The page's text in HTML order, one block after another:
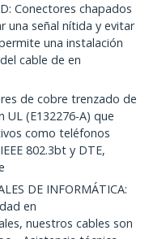
Conectores chapados
una señal nítida y evitar
una instalación
cable de en
de cobre trenzado de
UL (E132276-A) que
como teléfonos
802.3bt y DTE,
DE INFORMÁTICA:
en
nuestros cables son